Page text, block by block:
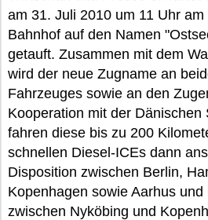
am 31. Juli 2010 um 11 Uhr
Bahnhof auf den Namen
getauft. Zusammen mit dem
wird der neue Zugname an
Fahrzeuges sowie an den
Kooperation mit der Dänischen
fahren diese bis zu 200
schnellen Diesel-ICEs dann
Disposition zwischen Berlin,
Kopenhagen sowie Aarhus und
zwischen Nyköbing und